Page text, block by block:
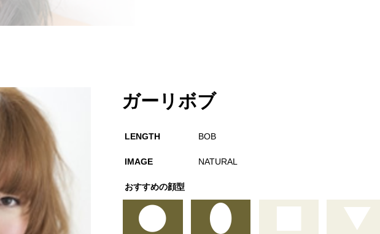
ガーリボブ
LENGTH BOB
IMAGE NATURAL
おすすめの顔型